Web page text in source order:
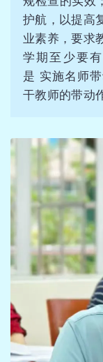
护航，以提高
业素养，要求
学期至少要
是 实施名师
干教师的带动